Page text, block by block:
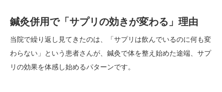
鍼灸併用で「サプリの効きが変わる」理由
当院で繰り返し見てきたのは、「サプリは飲んでいるのに何も変
わらない」という患者さんが、鍼灸で体を整え始めた途端、サプ
リの効果を体感し始めるパターンです。